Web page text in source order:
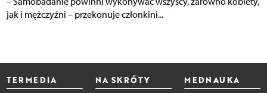
jak i mężczyźni – przekonuje członkini...
TERMEDIA NA SKRÓTY MEDNAUKA